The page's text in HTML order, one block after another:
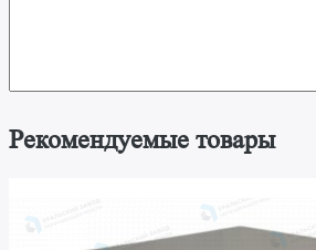
Рекомендуемые товары